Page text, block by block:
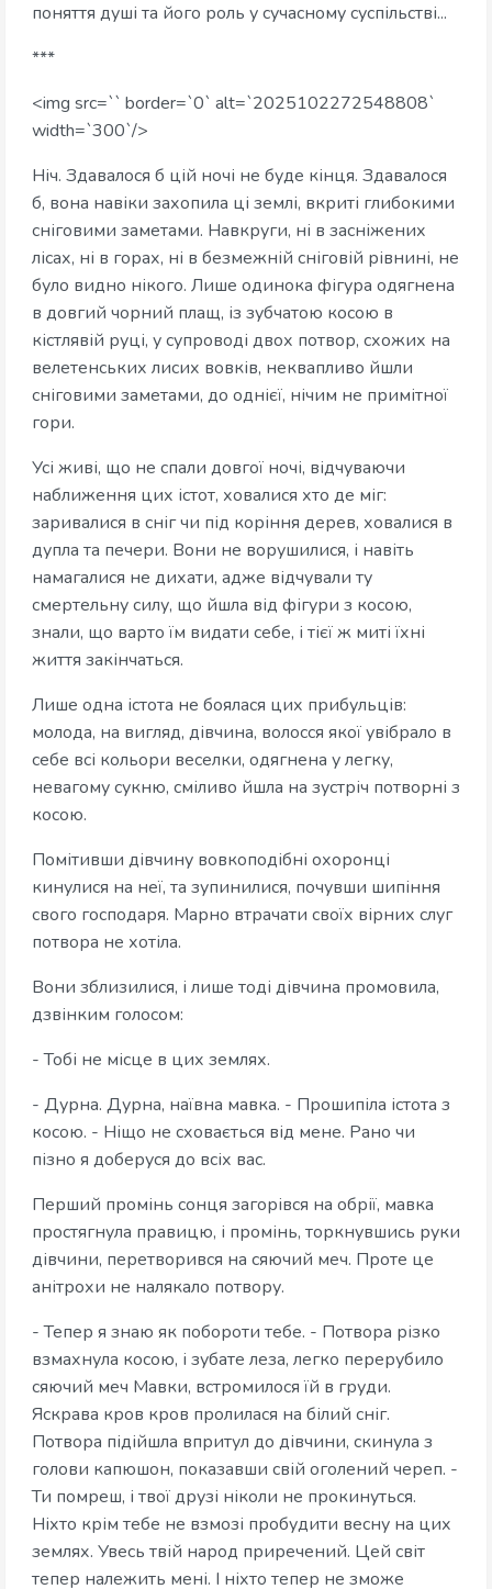
поняття душі та його роль у сучасному суспільстві...
***
<img src=`` border=`0` alt=`2025102272548808`
width=`300`/>
Ніч. Здавалося б цій ночі не буде кінця. Здавалося
б, вона навіки захопила ці землі, вкриті глибокими
сніговими заметами. Навкруги, ні в засніжених
лісах, ні в горах, ні в безмежній сніговій рівнині, не
було видно нікого. Лише одинока фігура одягнена
в довгий чорний плащ, із зубчатою косою в
кістлявій руці, у супроводі двох потвор, схожих на
велетенських лисих вовків, неквапливо йшли
сніговими заметами, до однієї, нічим не примітної
гори.
Усі живі, що не спали довгої ночі, відчуваючи
наближення цих істот, ховалися хто де міг:
заривалися в сніг чи під коріння дерев, ховалися в
дупла та печери. Вони не ворушилися, і навіть
намагалися не дихати, адже відчували ту
смертельну силу, що йшла від фігури з косою,
знали, що варто їм видати себе, і тієї ж миті їхні
життя закінчаться.
Лише одна істота не боялася цих прибульців:
молода, на вигляд, дівчина, волосся якої увібрало в
себе всі кольори веселки, одягнена у легку,
невагому сукню, сміливо йшла на зустріч потворні з
косою.
Помітивши дівчину вовкоподібні охоронці
кинулися на неї, та зупинилися, почувши шипіння
свого господаря. Марно втрачати своїх вірних слуг
потвора не хотіла.
Вони зблизилися, і лише тоді дівчина промовила,
дзвінким голосом:
- Тобі не місце в цих землях.
- Дурна. Дурна, наївна мавка. - Прошипіла істота з
косою. - Ніщо не сховається від мене. Рано чи
пізно я доберуся до всіх вас.
Перший промінь сонця загорівся на обрії, мавка
простягнула правицю, і промінь, торкнувшись руки
дівчини, перетворився на сяючий меч. Проте це
анітрохи не налякало потвору.
- Тепер я знаю як побороти тебе. - Потвора різко
взмахнула косою, і зубате леза, легко перерубило
сяючий меч Мавки, встромилося їй в груди.
Яскрава кров кров пролилася на білий сніг.
Потвора підійшла впритул до дівчини, скинула з
голови капюшон, показавши свій оголений череп. -
Ти помреш, і твої друзі ніколи не прокинуться.
Ніхто крім тебе не взмозі пробудити весну на цих
землях. Увесь твій народ приречений. Цей світ
тепер належить мені. І ніхто тепер не зможе